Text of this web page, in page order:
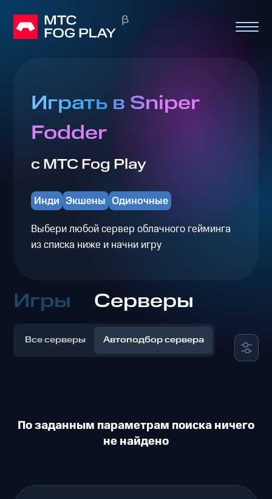
Играть в Sniper
Fodder
с МТС Fog Play
Инди Экшены Одиночные
Выбери любой сервер облачного гейминга
из списка ниже и начни игру
Игры Серверы
Все серверы Автоподбор сервера
По заданным параметрам поиска ничего
не найдено